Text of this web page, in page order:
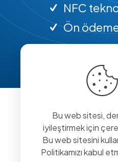
NFC
Ön
Bu web sitesi,
iyileştirmek için
Bu web sitesini
Politikamızı kabul